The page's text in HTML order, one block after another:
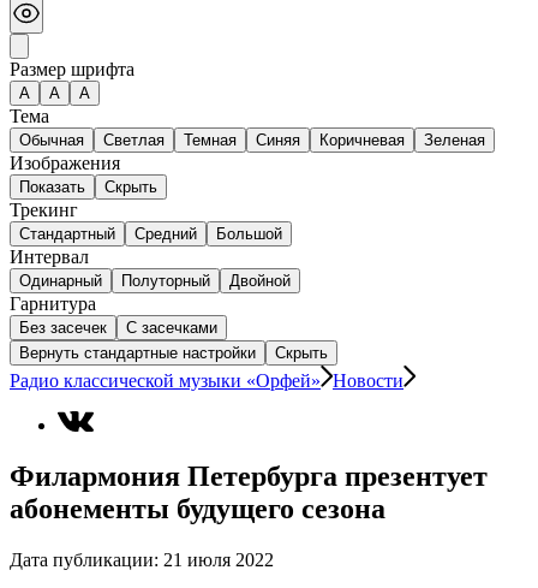
Размер шрифта
А A A
Тема
Обычная Светлая Темная Синяя Коричневая Зеленая
Изображения
Показать Скрыть
Трекинг
Стандартный Средний Большой
Интервал
Одинарный Полуторный Двойной
Гарнитура
Без засечек
С засечками
Вернуть стандартные настройки
Скрыть
Радио классической музыки «Орфей» Новости
Филармония Петербурга презентует
абонементы будущего сезона
Дата публикации: 21 июля 2022